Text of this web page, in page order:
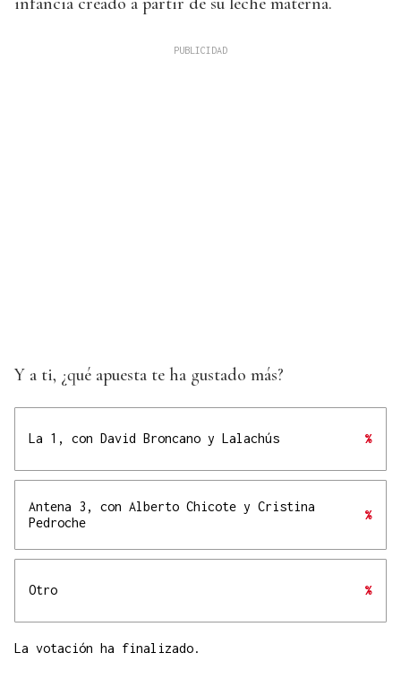
Y a ti, ¿qué apuesta te ha gustado más?
La 1, con David Broncano y Lalachús %
Antena 3, con Alberto Chicote y Cristina
Pedroche
%
Otro %
La votación ha finalizado.